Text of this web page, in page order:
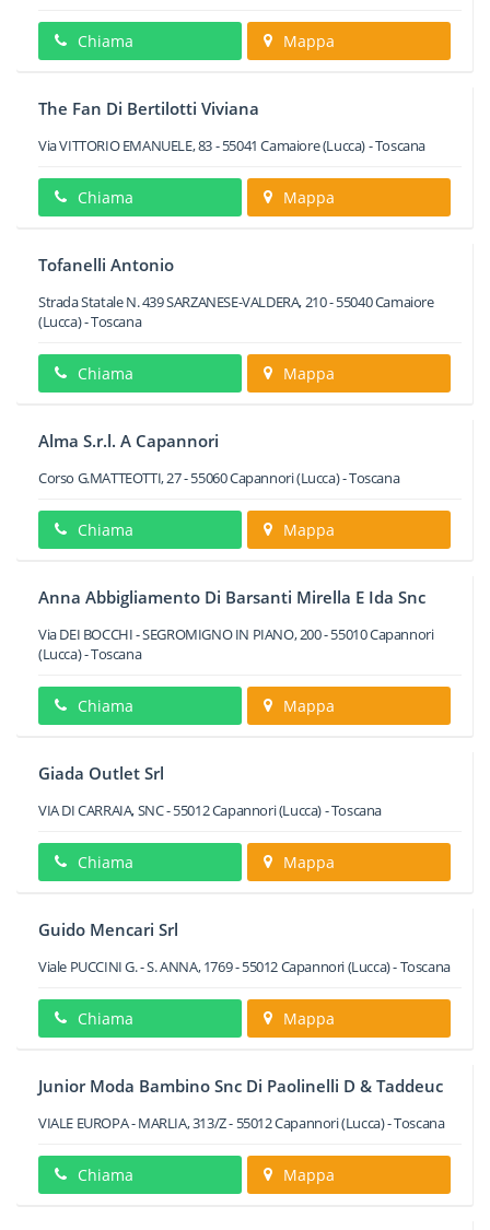
Chiama Mappa
The Fan Di Bertilotti Viviana
Via VITTORIO EMANUELE, 83-55041 Camaiore(Lucca) -Toscana
Chiama Mappa
Tofanelli Antonio
Strada Statale N. 439 SARZANESE-VALDERA, 210-55040Camaiore
(Lucca) -Toscana
Chiama Mappa
Alma S.r.l. A Capannori
Corso G.MATTEOTTI, 27-55060Capannori(Lucca) -Toscana
Chiama Mappa
Anna Abbigliamento Di Barsanti Mirella E Ida Snc
Via DEI BOCCHI - SEGROMIGNO IN PIANO, 200-55010Capannori
(Lucca) -Toscana
Chiama Mappa
Giada Outlet Srl
VIA DI CARRAIA, SNC-55012Capannori(Lucca) -Toscana
Chiama Mappa
Guido Mencari Srl
Viale PUCCINI G. - S. ANNA, 1769-55012Capannori(Lucca) -Toscana
Chiama Mappa
Junior Moda Bambino Snc Di Paolinelli D & Taddeuc
VIALE EUROPA - MARLIA, 313/Z- 55012Capannori(Lucca) -Toscana
Chiama Mappa